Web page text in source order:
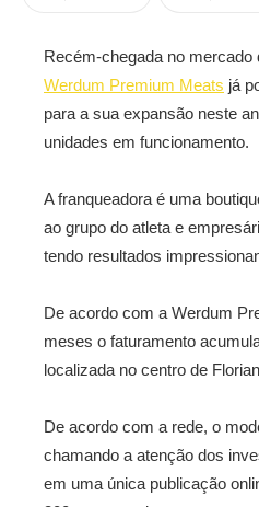
Recém-chegada no mercado
Werdum Premium Meats já
para a sua expansão neste
unidades em funcionamento.
A franqueadora é uma
ao grupo do atleta e
tendo resultados
De acordo com a Werdum
meses o faturamento
localizada no centro de
De acordo com a rede, o
chamando a atenção dos
em uma única publicação